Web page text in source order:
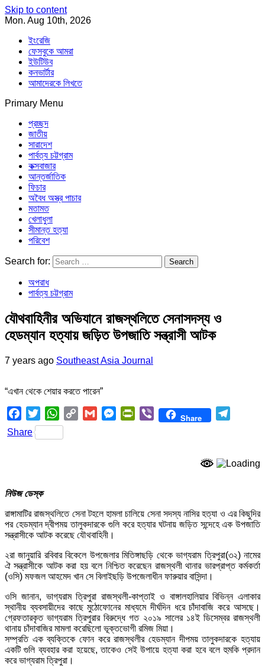
Skip to content
Mon. Aug 10th, 2026
ইংরেজি
ফেসবুকে আমরা
ইউটিউব
কনভার্টার
আমাদেরকে লিখতে
Primary Menu
Southeast Asia Journal
প্রচ্ছদ
জাতীয়
সারাদেশ
পার্বত্য চট্টগ্রাম
কক্সবাজার
আন্তর্জাতিক
ফিচার
অবৈধ অস্ত্র পাচার
মতামত
খেলাধুলা
সীমান্ত হত্যা
পরিবেশ
Search for:
অপরাধ
পার্বত্য চট্টগ্রাম
যৌথবাহিনীর অভিযানে রাজস্থলিতে সেনাসদস্য ও
হেডম্যান হত্যায় জড়িত উপজাতি সন্ত্রাসী আটক
7 years ago Southeast Asia Journal
“এখান থেকে শেয়ার করতে পারেন”
Facebook
TwitterWhatsApp
Copy
Gmail MessengerPrintFriendly
Viber Share
Share
নিউজ ডেস্ক
রাঙ্গামাটির রাজস্থলিতে সেনা টহলে হামলা চালিয়ে সেনা সদস্য নাসির হত্যা ও এর কিছুদির
পর হেডম্যান দ্বীপময় তালুকদারকে গুলি করে হত্যার ঘটনায় জড়িত সন্দেহে এক উপজাতি
সন্ত্রাসীকে আটক করেছে যৌথবাহিনী।
২রা জানুয়ারি রবিবার বিকেলে উপজেলার মিতিঙ্গাছড়ি থেকে ভাগ্যরাম ত্রিপুরা(৩২) নামের
ঐ সন্ত্রাসীকে আটক করা হয় বলে নিশ্চিত করেছেন রাজস্থলী থানার ভারপ্রাপ্ত কর্মকর্তা
(ওসি) মফজল আহমেদ খান সে বিলাইছড়ি উপজেলাধীন ফারুয়ার বাসিন্দা।
ওসি জানান, ভাগ্যরাম ত্রিপুরা রাজস্থলী-কাপ্তাই ও বাঙ্গালহালিয়ার বিভিন্ন এলাকার
স্থানীয় ব্যবসায়ীদের কাছে মুঠোফোনের মাধ্যমে দীর্ঘদিন ধরে চাঁদাবাজি করে আসছে।
গ্রেফতারকৃত ভাগ্যরাম ত্রিপুরার বিরুদ্ধে গত ২০১৯ সালের ১৪ই ডিসেম্বর রাজস্থলী
থানায় চাঁদাবাজির মামলা করেছিলো ভূক্তভোগী রমিজ মিয়া।
সম্প্রতি এক ব্যক্তিকে ফোন করে রাজস্থলীর হেডম্যান দীপময় তালুকদারকে হত্যায়
একটি গুলি ব্যবহার করা হয়েছে, তাকেও সেই উপায়ে হত্যা করা হবে বলে হুমকি প্রদান
করে ভাগ্যরাম ত্রিপুরা।